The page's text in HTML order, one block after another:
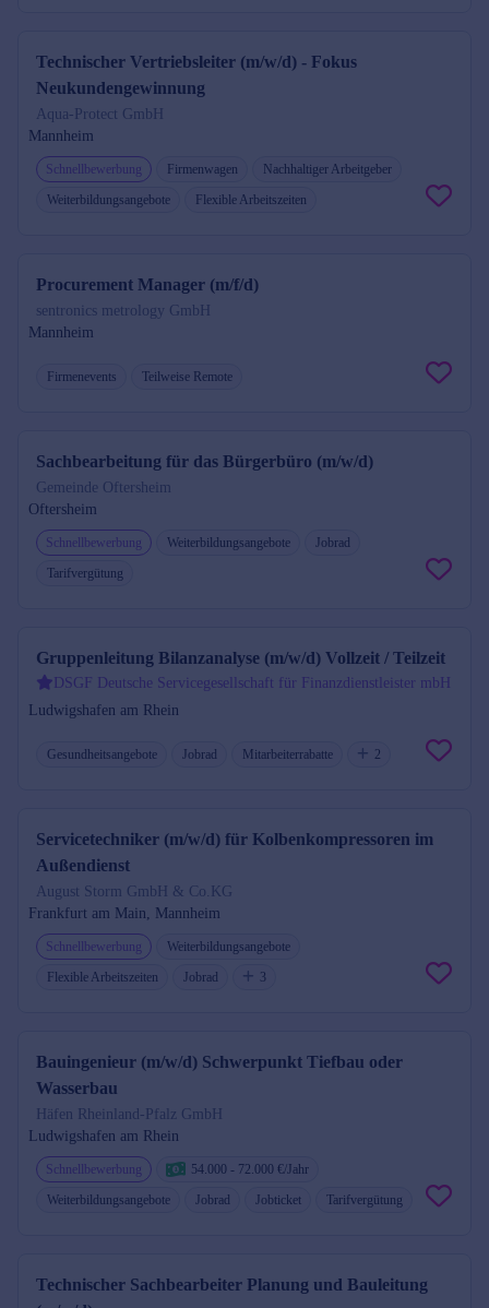
Technischer Vertriebsleiter (m/w/d) - Fokus
Neukundengewinnung
Aqua-Protect GmbH
Mannheim
Schnellbewerbung Firmenwagen
Nachhaltiger Arbeitgeber
Weiterbildungsangebote
Flexible Arbeitszeiten
Procurement Manager (m/f/d)
sentronics metrology GmbH
Mannheim
Firmenevents Teilweise Remote
Sachbearbeitung für das Bürgerbüro (m/w/d)
Gemeinde Oftersheim
Oftersheim
Schnellbewerbung Weiterbildungsangebote
Jobrad
Tarifvergütung
Gruppenleitung Bilanzanalyse (m/w/d) Vollzeit / Teilzeit
DSGF Deutsche Servicegesellschaft für Finanzdienstleister mbH
Ludwigshafen am Rhein
Gesundheitsangebote Jobrad Mitarbeiterrabatte 2
Servicetechniker (m/w/d) für Kolbenkompressoren im
Außendienst
August Storm GmbH & Co.KG
Frankfurt am Main, Mannheim
Schnellbewerbung
Weiterbildungsangebote
Flexible Arbeitszeiten
Jobrad 3
Bauingenieur (m/w/d) Schwerpunkt Tiefbau oder
Wasserbau
Häfen Rheinland-Pfalz GmbH
Ludwigshafen am Rhein
Schnellbewerbung
54.000 - 72.000 €/Jahr
Weiterbildungsangebote
Jobrad Jobticket Tarifvergütung
Technischer Sachbearbeiter Planung und Bauleitung